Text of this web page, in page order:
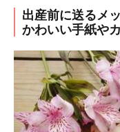
出産前に送るメ
かわいい手紙や